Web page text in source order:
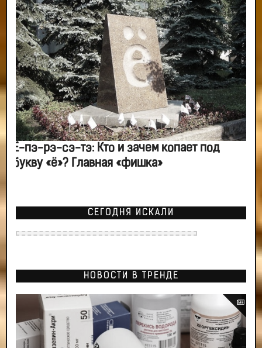
Ё-пэ-рэ-сэ-тэ: Кто и зачем копает под
букву «ё»? Главная «фишка»
СЕГОДНЯ ИСКАЛИ
НОВОСТИ В ТРЕНДЕ